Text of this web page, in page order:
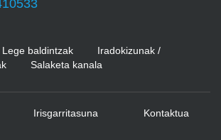
Lege baldintzak
Iradokizunak /
Salaketa kanala
Irisgarritasuna Kontaktua